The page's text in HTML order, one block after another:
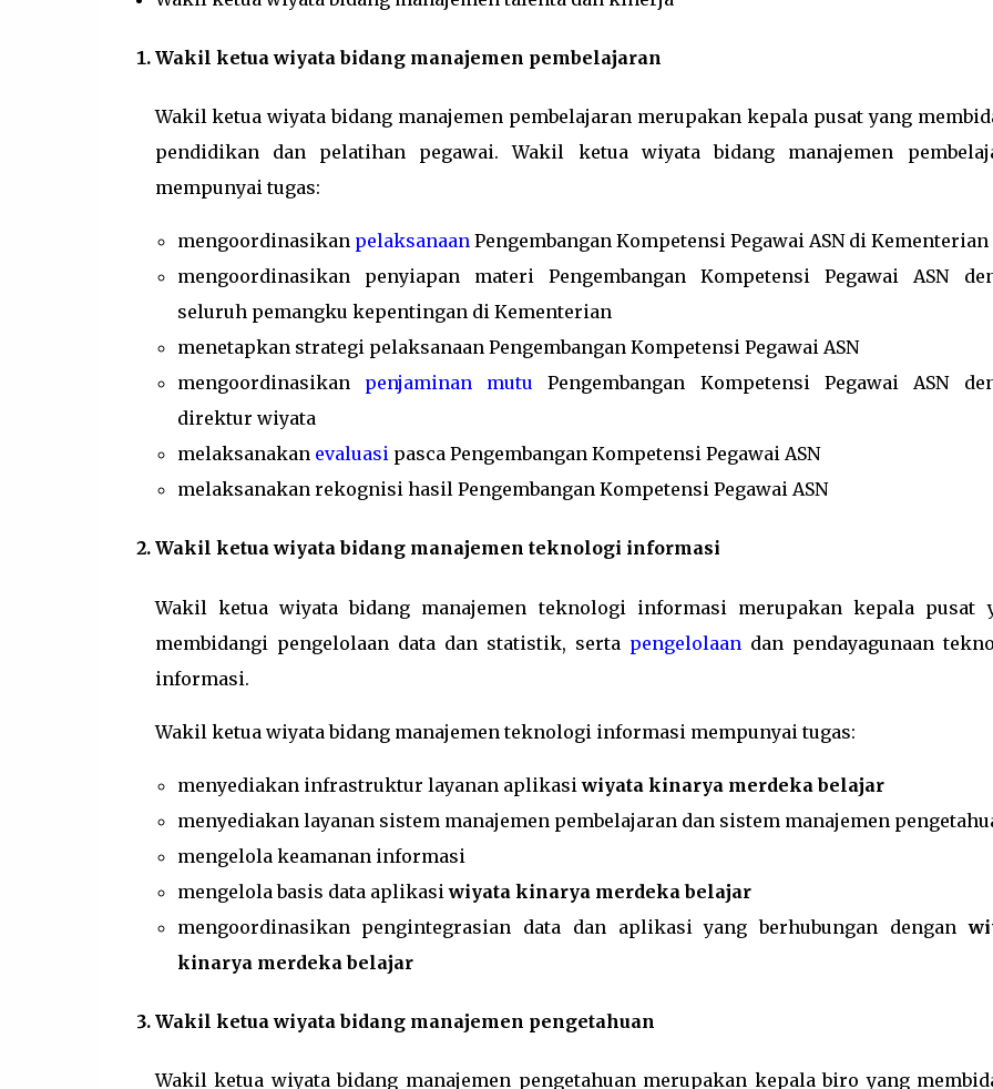
Wakil ketua wiyata bidang manajemen pembelajaran
Wakil ketua wiyata bidang manajemen pembelajaran merupakan kepala pusat yang
pendidikan dan pelatihan pegawai. Wakil ketua wiyata bidang manajemen
mempunyai tugas:
mengoordinasikan pelaksanaanPengembangan Kompetensi Pegawai ASN di Kementerian
mengoordinasikan penyiapan materi Pengembangan Kompetensi Pegawai ASN
seluruh pemangku kepentingan di Kementerian
menetapkan strategi pelaksanaan Pengembangan Kompetensi Pegawai ASN
mengoordinasikan penjaminan mutu Pengembangan Kompetensi Pegawai ASN
direktur wiyata
melaksanakan evaluasipasca Pengembangan Kompetensi Pegawai ASN
melaksanakan rekognisi hasil Pengembangan Kompetensi Pegawai ASN
Wakil ketua wiyata bidang manajemen teknologi informasi
Wakil ketua wiyata bidang manajemen teknologi informasi merupakan kepala pusat
membidangi pengelolaan data dan statistik, serta pengelolaan dan pendayagunaan
informasi.
Wakil ketua wiyata bidang manajemen teknologi informasi mempunyai tugas:
menyediakan infrastruktur layanan aplikasiwiyata kinarya merdeka belajar
menyediakan layanan sistem manajemen pembelajaran dan sistem manajemen
mengelola keamanan informasi
mengelola basis data aplikasiwiyata kinarya merdeka belajar
mengoordinasikan pengintegrasian data dan aplikasi yang berhubungan dengan
kinarya merdeka belajar
Wakil ketua wiyata bidang manajemen pengetahuan
Wakil ketua wiyata bidang manajemen pengetahuan merupakan kepala biro yang